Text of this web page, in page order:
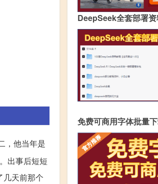
，他当年是
出事后短短
几天前那个
DeepSeek全套部署
免费可商用字体批量